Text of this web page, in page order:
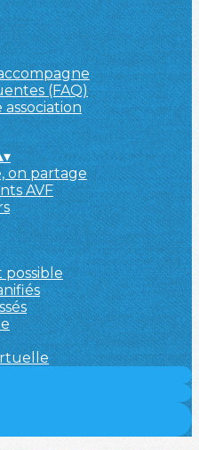
(FAQ)
▾
on partage
AVF
possible